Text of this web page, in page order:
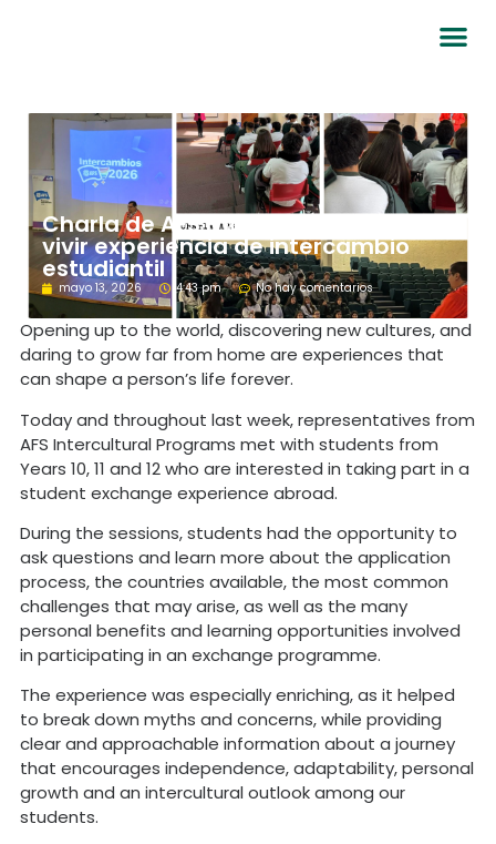
Charla de AFS motiva a jóvenes a
vivir experiencia de intercambio
estudiantil
mayo 13, 2026 4:43 pm No hay comentarios
Opening up to the world, discovering new cultures, and
daring to grow far from home are experiences that
can shape a person’s life forever.
Today and throughout last week, representatives from
AFS Intercultural Programs met with students from
Years 10, 11 and 12 who are interested in taking part in a
student exchange experience abroad.
During the sessions, students had the opportunity to
ask questions and learn more about the application
process, the countries available, the most common
challenges that may arise, as well as the many
personal benefits and learning opportunities involved
in participating in an exchange programme.
The experience was especially enriching, as it helped
to break down myths and concerns, while providing
clear and approachable information about a journey
that encourages independence, adaptability, personal
growth and an intercultural outlook among our
students.